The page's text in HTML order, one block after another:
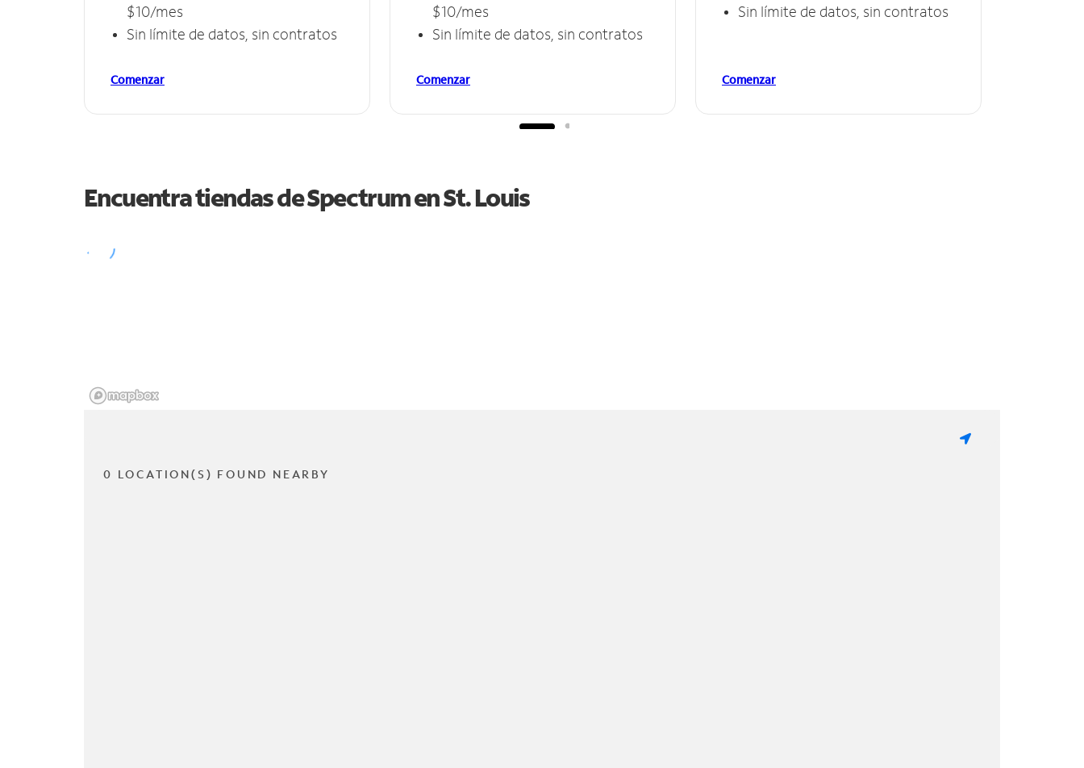
$10/mes
Sin límite de datos, sin contratos
Comenzar
$10/mes
Sin límite de datos, sin contratos
Comenzar
Sin límite de datos, sin contratos
Comenzar
Encuentra tiendas de Spectrum enSt. Louis
0 LOCATION(S) FOUND NEARBY